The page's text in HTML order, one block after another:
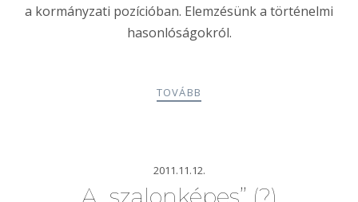
a kormányzati pozícióban. Elemzésünk a történelmi
hasonlóságokról.
TOVÁBB
2011.11.12.
A „szalonképes” (?)